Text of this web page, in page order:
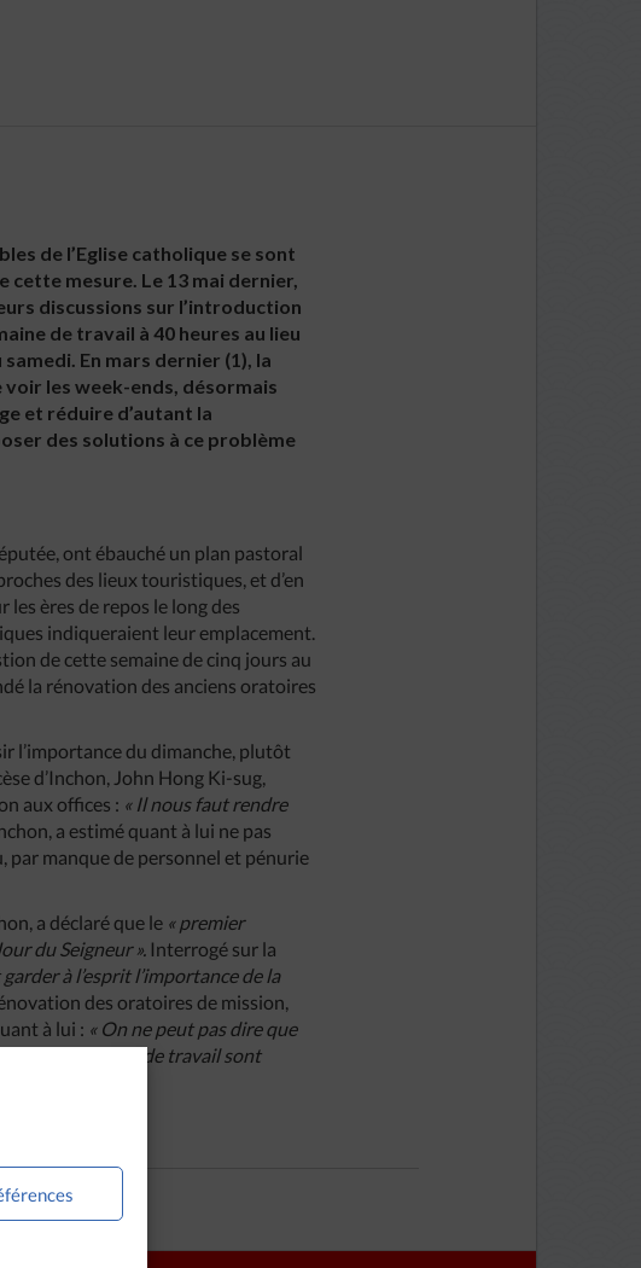
de l’Eglise catholique se sont
mesure. Le 13 mai dernier,
discussions sur l’introduction
de travail à 40 heures au lieu
En mars dernier (1), la
les week-ends, désormais
et réduire d’autant la
des solutions à ce problème
ont ébauché un plan pastoral
des lieux touristiques, et d’en
ères de repos le long des
indiqueraient leur emplacement.
de cette semaine de cinq jours au
la rénovation des anciens oratoires
l’importance du dimanche, plutôt
d’Inchon, John Hong Ki-sug,
aux offices : « Il nous faut rendre
a estimé quant à lui ne pas
par manque de personnel et pénurie
a déclaré que le « premier
du Seigneur ». Interrogé sur la
à l’esprit l’importance de la
des oratoires de mission,
à lui : « On ne peut pas dire que
foyer et le lieu de travail sont